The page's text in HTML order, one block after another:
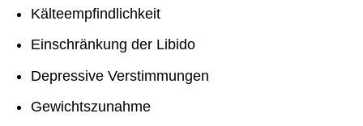
Kälteempfindlichkeit
Einschränkung der Libido
Depressive Verstimmungen
Gewichtszunahme